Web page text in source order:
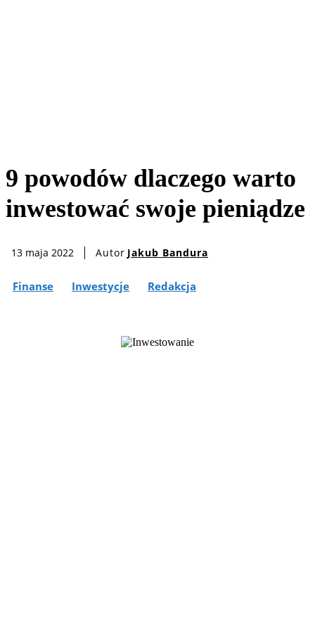
9 powodów dlaczego warto
inwestować swoje pieniądze
13 maja 2022 Autor Jakub Bandura
Finanse Inwestycje Redakcja